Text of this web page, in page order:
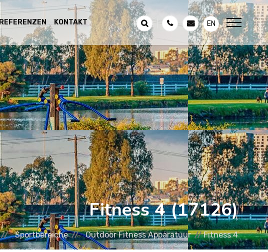
REFERENZEN KONTAKT EN
Fitness 4 (17126)
Sportbereiche Outdoor Fitness Apparatuur Fitness 4